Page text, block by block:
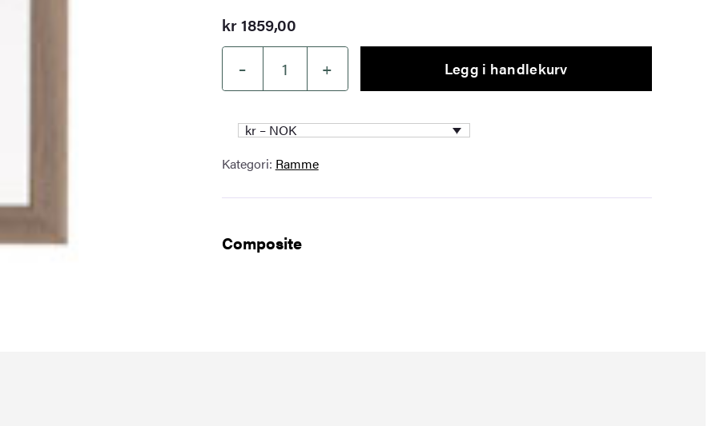
kr1859,00
–
passepartout
89
cm
antall
+ Legg i handlekurv
kr – NOK
Kategori: Ramme
Composite